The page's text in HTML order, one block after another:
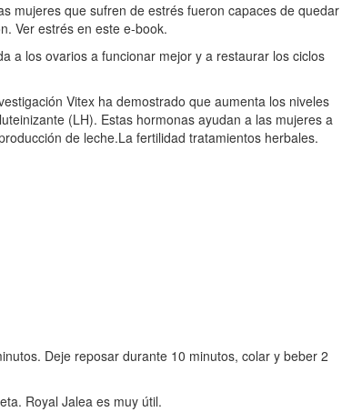
mujeres que sufren de estrés fueron capaces de quedar
Ver estrés en este e-book.
a los ovarios a funcionar mejor y a restaurar los ciclos
Vitex ha demostrado que aumenta los niveles
(LH). Estas hormonas ayudan a las mujeres a
de leche.La fertilidad tratamientos herbales.
Deje reposar durante 10 minutos, colar y beber 2
Royal Jalea es muy útil.